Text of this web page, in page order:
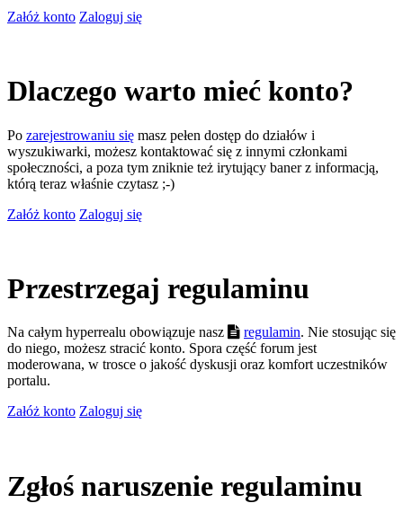
Załóż konto Zaloguj się
Dlaczego warto mieć konto?
Po zarejestrowaniu się masz pełen dostęp do działów i
wyszukiwarki, możesz kontaktować się z innymi członkami
społeczności, a poza tym zniknie też irytujący baner z informacją,
którą teraz właśnie czytasz ;-)
Załóż konto Zaloguj się
Przestrzegaj regulaminu
Na całym hyperrealu obowiązuje nasz regulamin. Nie stosując się
do niego, możesz stracić konto. Spora część forum jest
moderowana, w trosce o jakość dyskusji oraz komfort uczestników
portalu.
Załóż konto Zaloguj się
Zgłoś naruszenie regulaminu